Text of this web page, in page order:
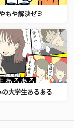
もや解決ゼミ
の大学生あるある